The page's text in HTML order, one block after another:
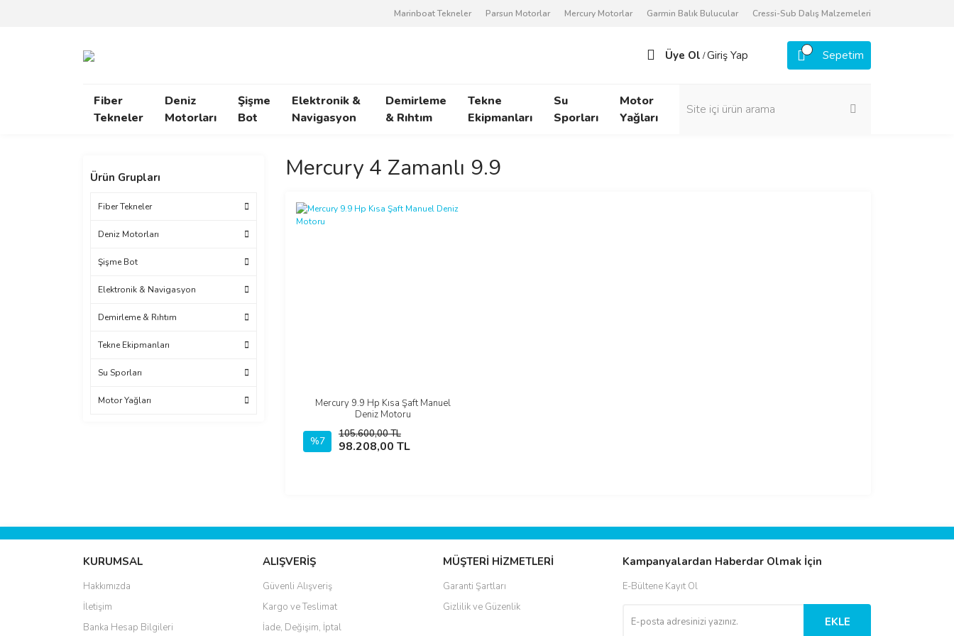
Marinboat Tekneler Parsun Motorlar Mercury Motorlar Garmin Balık Bulucular Cressi-Sub Dalış Malzemeleri
Üye Ol /Giriş Yap Sepetim
Fiber
Tekneler
Deniz
Motorları
Şişme
Bot
Elektronik &
Navigasyon
Demirleme
& Rıhtım
Tekne
Ekipmanları
Su
Sporları
Motor
Yağları
Ürün Grupları
Fiber Tekneler
Deniz Motorları
Şişme Bot
Elektronik & Navigasyon
Demirleme & Rıhtım
Tekne Ekipmanları
Su Sporları
Motor Yağları
Mercury 4 Zamanlı 9.9
Mercury 9.9 Hp Kısa Şaft Manuel
Deniz Motoru
%7
105.600,00 TL
98.208,00 TL
İncele
Sepete Ekle
KURUMSAL
Hakkımızda
İletişim
Banka Hesap Bilgileri
ALIŞVERİŞ
Güvenli Alışveriş
Kargo ve Teslimat
İade, Değişim, İptal
MÜŞTERİ HİZMETLERİ
Garanti Şartları
Gizlilik ve Güzenlik
Kampanyalardan Haberdar Olmak İçin
E-Bültene Kayıt Ol
EKLE